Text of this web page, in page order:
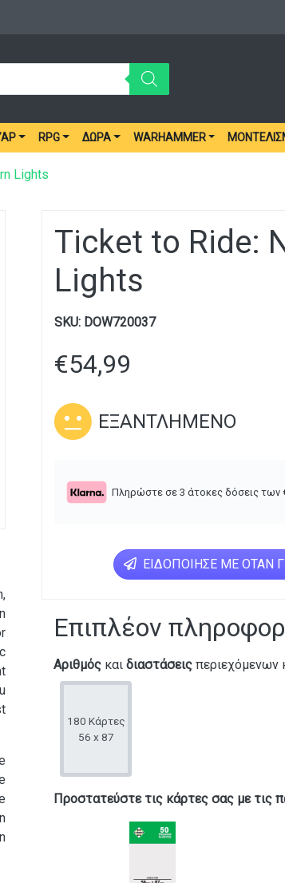
RPG ΔΏΡΑ WARHAMMER
Lights
Ticket to Ride:
Lights
SKU: DOW720037
€54,99
ΕΞΑΝΤΛΗΜΈΝΟ
Πληρώστε σε 3 άτοκες δόσεις των
ΕΙΔΟΠΟΊΗΣΕ ΜΕ ΌΤΑΝ
Επιπλέον
Αριθμός και διαστάσεις περιεχόμενων
180 Κάρτες
56 x 87
Προστατεύστε τις κάρτες σας με τις